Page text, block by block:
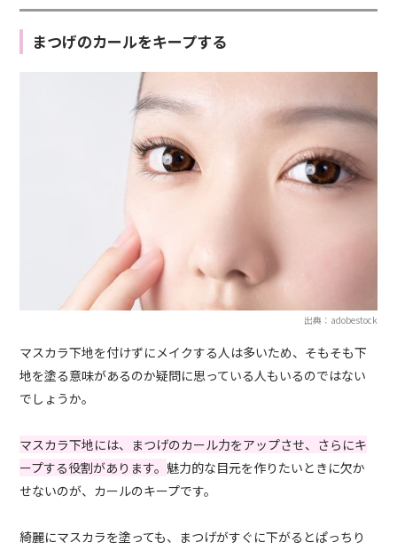
まつげのカールをキープする
出典：adobestock
マスカラ下地を付けずにメイクする人は多いため、そもそも下
地を塗る意味があるのか疑問に思っている人もいるのではない
でしょうか。
マスカラ下地には、まつげのカール力をアップさせ、さらにキ
ープする役割があります。 魅力的な目元を作りたいときに欠か
せないのが、カールのキープです。
綺麗にマスカラを塗っても、まつげがすぐに下がるとぱっちり